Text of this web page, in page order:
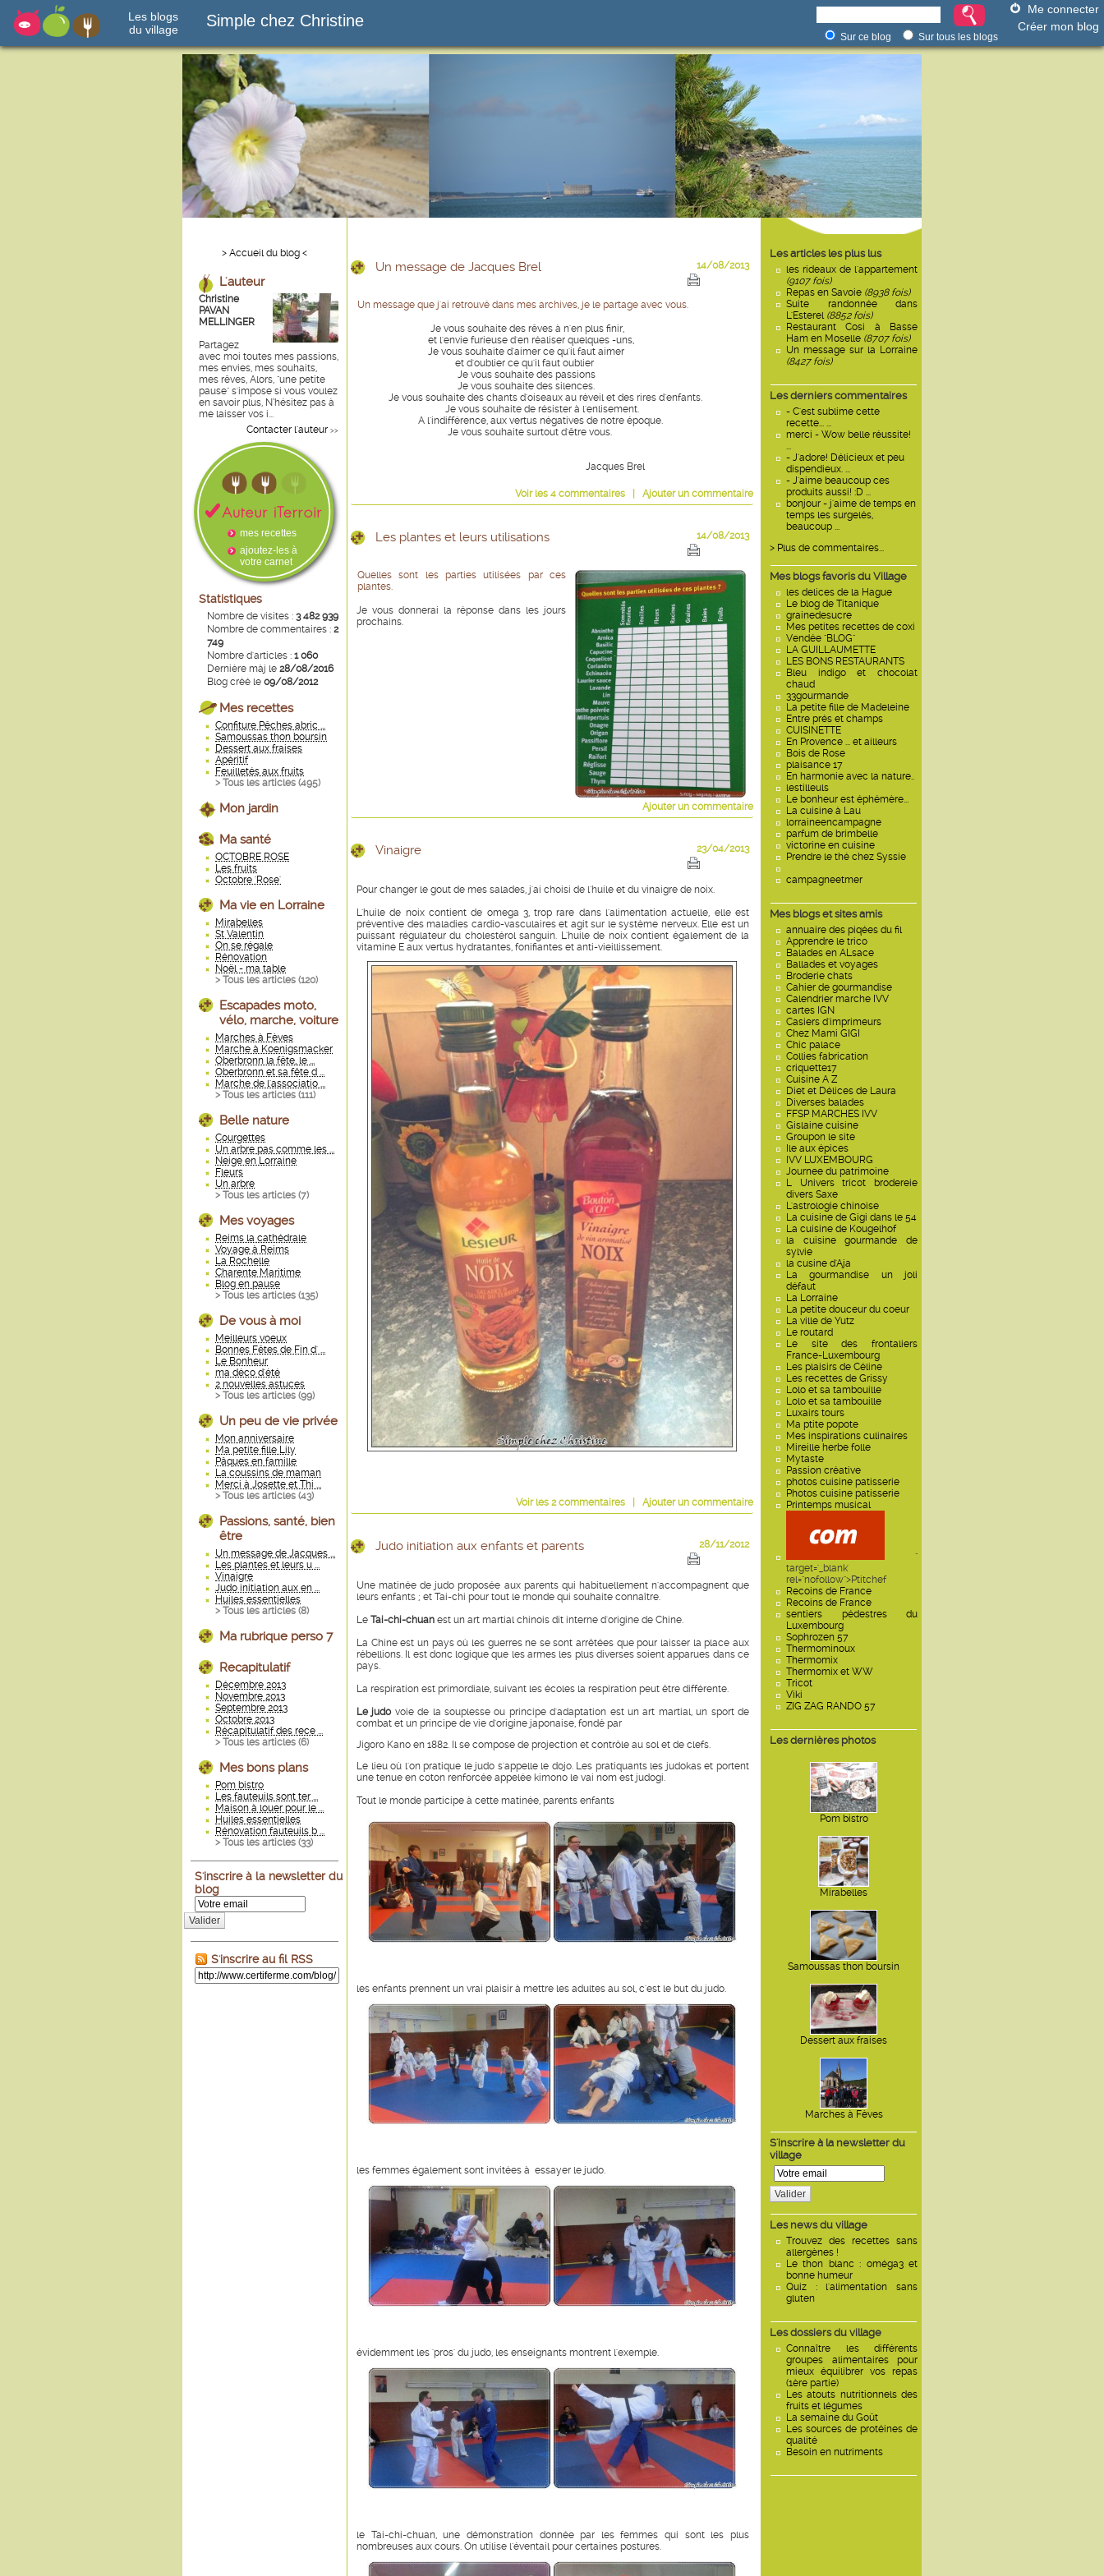
Les blogs
du village
Simple chez Christine
Me connecter
Créer mon blog
Sur ce blog Sur tous les blogs
Les articles les plus lus
les rideaux de l'appartement
(9107 fois)
Repas en Savoie (8938 fois)
Suite randonnée dans
L'Esterel (8852 fois)
Restaurant Cosi à Basse
Ham en Moselle (8707 fois)
Un message sur la Lorraine
(8427 fois)
Les derniers commentaires
- C'est sublime cette
recette... ...
merci - Wow belle réussite!
...
- J'adore! Délicieux et peu
dispendieux. ...
- J'aime beaucoup ces
produits aussi! :D ...
bonjour - j'aime de temps en
temps les surgelés,
beaucoup ...
> Plus de commentaires...
Mes blogs favoris du Village
les delices de la Hague
Le blog de Titanique
grainedesucre
Mes petites recettes de coxi
Vendée "BLOG"
LA GUILLAUMETTE
LES BONS RESTAURANTS
Bleu indigo et chocolat
chaud
33gourmande
La petite fille de Madeleine
Entre prés et champs
CUISINETTE
En Provence ... et ailleurs
Bois de Rose
plaisance 17
En harmonie avec la nature..
lestilleuls
Le bonheur est éphémère...
La cuisine à Lau
lorraineencampagne
parfum de brimbelle
victorine en cuisine
Prendre le thé chez Syssie
campagneetmer
Mes blogs et sites amis
annuaire des piqées du fil
Apprendre le trico
Balades en ALsace
Ballades et voyages
Broderie chats
Cahier de gourmandise
Calendrier marche IVV
cartes IGN
Casiers d'imprimeurs
Chez Mami GIGI
Chic palace
Collies fabrication
criquette17
Cuisine A Z
Diet et Délices de Laura
Diverses balades
FFSP MARCHES IVV
Gislaine cuisine
Groupon le site
Ile aux épices
IVV LUXEMBOURG
Journee du patrimoine
L Univers tricot brodereie
divers Saxe
L'astrologie chinoise
La cuisine de Gigi dans le 54
La cuisine de Kougelhof
la cuisine gourmande de
sylvie
la cusine d'Aja
La gourmandise un joli
défaut
La Lorraine
La petite douceur du coeur
La ville de Yutz
Le routard
Le site des frontaliers
France-Luxembourg
Les plaisirs de Céline
Les recettes de Grissy
Lolo et sa tambouille
Lolo et sa tambouille
Luxairs tours
Ma ptite popote
Mes inspirations culinaires
Mireille herbe folle
Mytaste
Passion créative
photos cuisine patisserie
Photos cuisine patisserie
Printemps musical
"
target='_blank'
rel="nofollow">Ptitchef
Recoins de France
Recoins de France
sentiers pédestres du
Luxembourg
Sophrozen 57
Thermominoux
Thermomix
Thermomix et WW
Tricot
Viki
ZIG ZAG RANDO 57
Les dernières photos
Pom bistro
Mirabelles
Samoussas thon boursin
Dessert aux fraises
Marches à Fèves
S'inscrire à la newsletter du
village
Valider
Les news du village
Trouvez des recettes sans
allergènes !
Le thon blanc : oméga3 et
bonne humeur
Quiz : l'alimentation sans
gluten
Les dossiers du village
Connaître les différents
groupes alimentaires pour
mieux équilibrer vos repas
(1ère partie)
Les atouts nutritionnels des
fruits et légumes
La semaine du Goût
Les sources de protéines de
qualité
Besoin en nutriments
> Accueil du blog <
L'auteur
Christine
PAVAN
MELLINGER
Partagez
avec moi toutes mes passions,
mes envies, mes souhaits,
mes rêves, Alors, "une petite
pause" s'impose si vous voulez
en savoir plus, N’hésitez pas à
me laisser vos i...
Contacter l'auteur >>
mes recettes
ajoutez-les à
votre carnet
Statistiques
Nombre de visites : 3 482 939
Nombre de commentaires : 2
749
Nombre d'articles : 1 060
Dernière màj le 28/08/2016
Blog créé le 09/08/2012
Mes recettes
Confiture Pêches abric ...
Samoussas thon boursin
Dessert aux fraises
Apéritif
Feuilletés aux fruits
> Tous les articles (495)
Mon jardin
Ma santé
OCTOBRE ROSE
Les fruits
Octobre 'Rose'
Ma vie en Lorraine
Mirabelles
St Valentin
On se régale
Rénovation
Noël - ma table
> Tous les articles (120)
Escapades moto,
vélo, marche, voiture
Marches à Fèves
Marche à Koenigsmacker
Oberbronn la fête, le ...
Oberbronn et sa fête d ...
Marche de l'associatio ...
> Tous les articles (111)
Belle nature
Courgettes
Un arbre pas comme les ...
Neige en Lorraine
Fleurs
Un arbre
> Tous les articles (7)
Mes voyages
Reims la cathédrale
Voyage à Reims
La Rochelle
Charente Maritime
Blog en pause
> Tous les articles (135)
De vous à moi
Meilleurs voeux
Bonnes Fêtes de Fin d' ...
Le Bonheur
ma déco d'été
2 nouvelles astuces
> Tous les articles (99)
Un peu de vie privée
Mon anniversaire
Ma petite fille Lily
Pâques en famille
La coussins de maman
Merci à Josette et Thi ...
> Tous les articles (43)
Passions, santé, bien
être
Un message de Jacques ...
Les plantes et leurs u ...
Vinaigre
Judo initiation aux en ...
Huiles essentielles
> Tous les articles (8)
Ma rubrique perso 7
Recapitulatif
Décembre 2013
Novembre 2013
Septembre 2013
Octobre 2013
Récapitulatif des rece ...
> Tous les articles (6)
Mes bons plans
Pom bistro
Les fauteuils sont ter ...
Maison à louer pour le ...
Huiles essentielles
Rénovation fauteuils b ...
> Tous les articles (33)
S'inscrire à la newsletter du
blog
Valider
S'inscrire au fil RSS
Un message de Jacques Brel 14/08/2013
Un message que j'ai retrouvé dans mes archives, je le partage avec vous.
Je vous souhaite des rêves à n'en plus finir,
et l'envie furieuse d'en réaliser quelques -uns,
Je vous souhaite d'aimer ce qu'il faut aimer
et d'oublier ce qu'il faut oublier
Je vous souhaite des passions
Je vous souhaite des silences.
Je vous souhaite des chants d'oiseaux au réveil et des rires d'enfants.
Je vous souhaite de résister à l'enlisement.
A l'indifférence, aux vertus négatives de notre époque.
Je vous souhaite surtout d'être vous.
Jacques Brel
Voir les 4 commentaires Ajouter un commentaire
Les plantes et leurs utilisations 14/08/2013
Quelles sont les parties utilisées par ces
plantes.
Je vous donnerai la réponse dans les jours
prochains.
Ajouter un commentaire
Vinaigre 23/04/2013
Pour changer le gout de mes salades, j'ai choisi de l'huile et du vinaigre de noix.
L'huile de noix contient de omega 3, trop rare dans l'alimentation actuelle, elle est
préventive des maladies cardio-vasculaires et agit sur le système nerveux. Elle est un
puissant régulateur du cholestérol sanguin. L'huile de noix contient également de la
vitamine E aux vertus hydratantes, fonifiantes et anti-vieillissement.
Voir les 2commentaires Ajouter un commentaire
Judo initiation aux enfants et parents 28/11/2012
Une matinée de judo proposée aux parents qui habituellement n'accompagnent que
leurs enfants ; et Tai-chi pour tout le monde qui souhaite connaître.
Le Tai-chi-chuan est un art martial chinois dit interne d'origine de Chine.
La Chine est un pays où les guerres ne se sont arrêtées que pour laisser la place aux
rébellions. Il est donc logique que les armes les plus diverses soient apparues dans ce
pays.
La respiration est primordiale, suivant les écoles la respiration peut être différente.
Le judo voie de la souplesse ou principe d'adaptation est un art martial, un sport de
combat et un principe de vie d'origine japonaise, fondé par
Jigoro Kano en 1882. Il se compose de projection et contrôle au sol et de clefs.
Le lieu où l'on pratique le judo s'appelle le dojo. Les pratiquants les judokas et portent
une tenue en coton renforcée appelée kimono le vai nom est judogi.
Tout le monde participe à cette matinée, parents enfants
les enfants prennent un vrai plaisir à mettre les adultes au sol, c'est le but du judo.
les femmes également sont invitées à essayer le judo.
évidemment les 'pros' du judo, les enseignants montrent l'exemple.
le Tai-chi-chuan, une démonstration donnée par les femmes qui sont les plus
nombreuses aux cours. On utilise l'éventail pour certaines postures.